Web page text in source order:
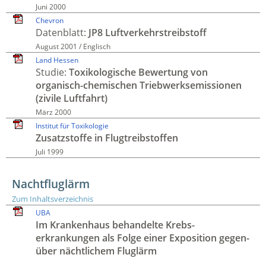
Juni 2000
Chevron
Datenblatt: JP8 Luft­verkehrs­treibstoff
August 2001 / Englisch
Land Hessen
Studie: Toxi­kolo­gische Bewer­tung von
organisch-chemischen Trieb­werks­emissionen
(zivile Luftfahrt)
März 2000
Institut für Toxikologie
Zusatz­stoffe in Flugtreib­stoffen
Juli 1999
Nachtfluglärm
Zum Inhaltsverzeichnis
UBA
Im Kranken­haus behandelte Krebs­
erkrankungen als Folge einer Exposition gegen­
über nächt­lichem Flug­lärm